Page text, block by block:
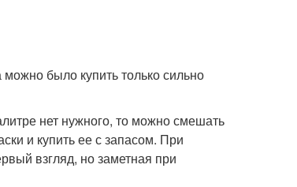
было купить только сильно
нет нужного, то можно смешать
и купить ее с запасом. При
взгляд, но заметная при